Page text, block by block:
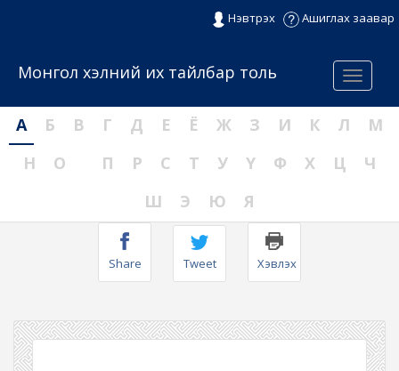
Нэвтрэх Ашиглах заавар
Menu
Монгол хэлний их тайлбар толь
А Б В Г Д Е Ё Ж З И К Л
М
Н
О П Р С Т У Ү Ф Х Ц
Ч
Ш
Э Ю Я
Share Tweet Хэвлэх